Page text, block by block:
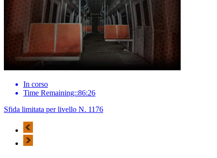
In corso
Time Remaining::86:26
Sfida limitata per livello N. 1176